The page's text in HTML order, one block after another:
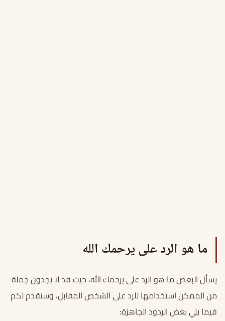
ما هو الرد على يرحمك الله
يسأل البعض ما هو الرد على يرحمك الله، حيث قد لا يجدون جملة
من الممكن استخدامها للرد على الشخص المقابل، وسنقدم لكم
فيما يلي بعض الردود الجاهزة: